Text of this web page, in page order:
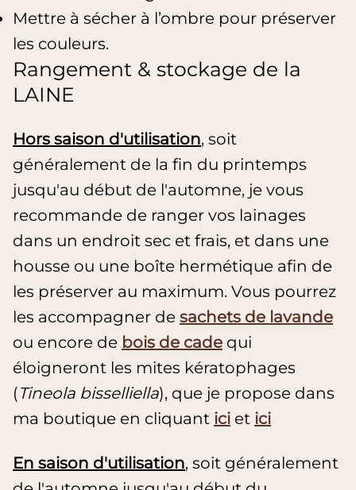
Mettre à sécher à l’ombre pour préserver
les couleurs.
Rangement & stockage de la
LAINE
Hors saison d'utilisation, soit
généralement de la fin du printemps
jusqu'au début de l'automne, je vous
recommande de ranger vos lainages
dans un endroit sec et frais, et dans une
housse ou une boîte hermétique afin de
les préserver au maximum. Vous pourrez
les accompagner de sachets de lavande
ou encore de bois de cade qui
éloigneront les mites kératophages
(Tineola bisselliella), que je propose dans
ma boutique en cliquant ici et ici
En saison d'utilisation, soit généralement